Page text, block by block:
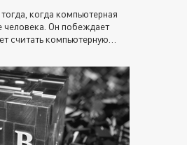
когда компьютерная
человека. Он побеждает
считать компьютерную